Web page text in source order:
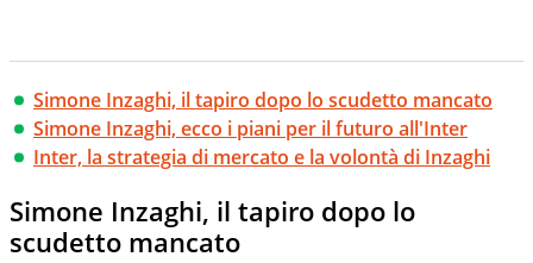
Simone Inzaghi, il tapiro dopo lo scudetto mancato
Simone Inzaghi, ecco i piani per il futuro all'Inter
Inter, la strategia di mercato e la volontà di Inzaghi
Simone Inzaghi, il tapiro dopo lo
scudetto mancato